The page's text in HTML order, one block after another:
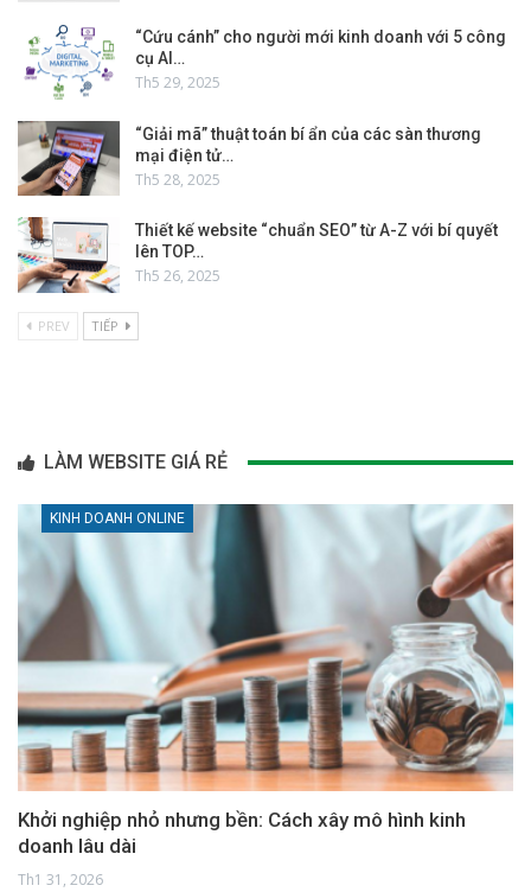
“Cứu cánh” cho người mới kinh doanh với 5 công
cụ AI…
Th5 29, 2025
“Giải mã” thuật toán bí ẩn của các sàn thương
mại điện tử…
Th5 28, 2025
Thiết kế website “chuẩn SEO” từ A-Z với bí quyết
lên TOP…
Th5 26, 2025
PREV TIẾP
LÀM WEBSITE GIÁ RẺ
KINH DOANH ONLINE
Khởi nghiệp nhỏ nhưng bền: Cách xây mô hình kinh
doanh lâu dài
Th1 31, 2026